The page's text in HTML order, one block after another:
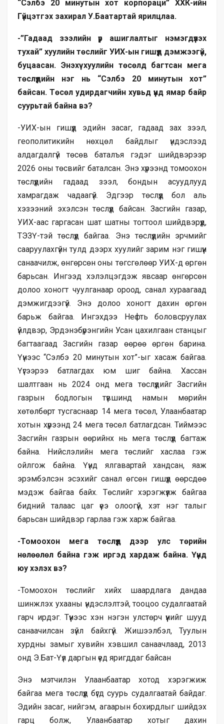
“Сэлбэ 20 минутын хот корпораци” ХХК-ийн
Гүйцэтгэх захирал У.Баатартай ярилцлаа.
-”Гадаад зээлийн үр ашиглалтыг нэмэгдүүлэх
тухай” хуулийн төслийг УИХ-ын гишүүд дэмжээгүй,
буцаасан. Энэхүү хуулийн төсөлд багтсан мега
төслүүдийн нэг нь “Сэлбэ 20 минутын хот”
байсан. Төсөл удирдагчийн хувьд үүнд ямар байр
суурьтай байна вэ?
-УИХ-ын гишүүд эдийн засаг, гадаад зах зээл,
геополитикийн нөхцөл байдлыг үндэслээд
алдагдалгүй төсөв баталъя гэдэг шийдвэрээр
2026 оны төсвийг баталсан. Энэ хүрээнд томоохон
төслүүдийн гадаад зээл, бондын асуудлууд
хамрагдаж чадаагүй. Эдгээр төслүүд бол аль
хэзээний эхэлсэн төслүүд байсан. Засгийн газар,
УИХ-аас гаргасан шат шатны тогтоол шийдвэрүүд,
ТЭЗҮ-тэй төслүүд байгаа. Энэ төслүүдийн эрчмийг
сааруулахгүйн тулд дээрх хуулийг зарим нэг гишүүн
санаачилж, өнгөрсөн оны төгсгөлөөр УИХ-д өргөн
барьсан. Ингээд хэлэлцэгдэж явсаар өнгөрсөн
долоо хоногт чуулганаар ороод, санал хураагаад
дэмжигдээгүй. Энэ долоо хоногт дахин өргөн
барьж байгаа. Ингэхдээ Нефть боловсруулах
үйлдвэр, Эрдэнэбүрэнгийн Усан цахилгаан станцыг
багтаагаад Засгийн газар өөрөө өргөн барина.
Үүнээс “Сэлбэ 20 минутын хот”-ыг хасаж байгаа.
Үүгээрээ батлагдах юм шиг байна. Хассан
шалтгаан нь 2024 онд мега төслүүдийг Засгийн
газрын бодлогын түвшинд намын мөрийн
хөтөлбөрт тусгаснаар 14 мега төсөл, Улаанбаатар
хотын хүрээнд 24 мега төсөл батлагдсан. Тиймээс
Засгийн газрын өөрийнх нь мега төслүүд багтаж
байна. Нийслэлийн мега төслийг хаслаа гэж
ойлгож байна. Үүнд ялгавартай хандсан, яаж
эрэмбэлсэн эсэхийг санал өгсөн гишүүд өөрсдөө
мэдэж байгаа байх. Төслийг хэрэгжүүлж байгаа
бидний талаас цаг үеэ олоогүй, хэт нэг талыг
барьсан шийдвэр гарлаа гэж харж байгаа.
-Томоохон мега төслүүд дээр улс төрийн
нөлөөлөл байна гэж иргэд хардаж байна. Үүнд
юу хэлэх вэ?
-Томоохон төслийг хийх шаардлага дандаа
шинжлэх ухааны үндэслэлтэй, тооцоо судалгаатай
гарч ирдэг. Түүнээс хэн нэгэн улстөрч үүнийг шууд
санаачилсан зүйл байхгүй. Жишээлбэл, Туулын
хурдны замыг хувийн хэвшил санаачлаад, 2013
онд Э.Бат-Үүл даргын үед яригддаг байсан
Энэ мэтчилэн Улаанбаатар хотод хэрэгжиж
байгаа мега төслүүд бүгд суурь судалгаатай байдаг.
Эдийн засаг, нийгэм, агаарын бохирдлыг шийдэх
гарц болж, Улаанбаатар хотыг дахин